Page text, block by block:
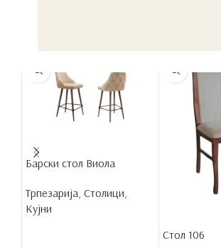
Барски стол Виола
Трпезарија Столици
Кујни
Стол 106